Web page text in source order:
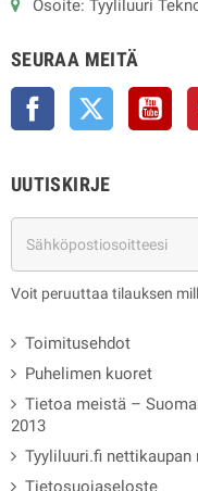
Osoite: Tyyliluuri
SEURAA MEITÄ
Facebook Twitter
UUTISKIRJE
Voit peruuttaa tilauksen
Toimitusehdot
Puhelimen kuoret
Tietoa meistä –
2013
Tyyliluuri.fi nettikaupan
Tietosuojaseloste